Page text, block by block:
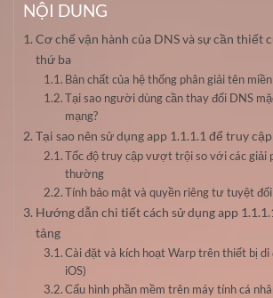
NỘI DUNG
Cơ chế vận hành của DNS và sự cần thiết
thứ ba
Bản chất của hệ thống phân giải tên
Tại sao người dùng cần thay đổi DNS
mạng?
Tại sao nên sử dụng app 1.1.1.1 để truy
Tốc độ truy cập vượt trội so với các giải
thường
Tính bảo mật và quyền riêng tư tuyệt
Hướng dẫn chi tiết cách sử dụng app
tảng
Cài đặt và kích hoạt Warp trên thiết bị di
iOS)
Cấu hình phần mềm trên máy tính cá